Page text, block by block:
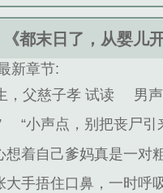
《都末日了，从婴儿
新章节:
，父慈子孝 试读
男
“小声点，别把丧尸
着自己爹妈真是一对
手捂住口鼻，一时呼